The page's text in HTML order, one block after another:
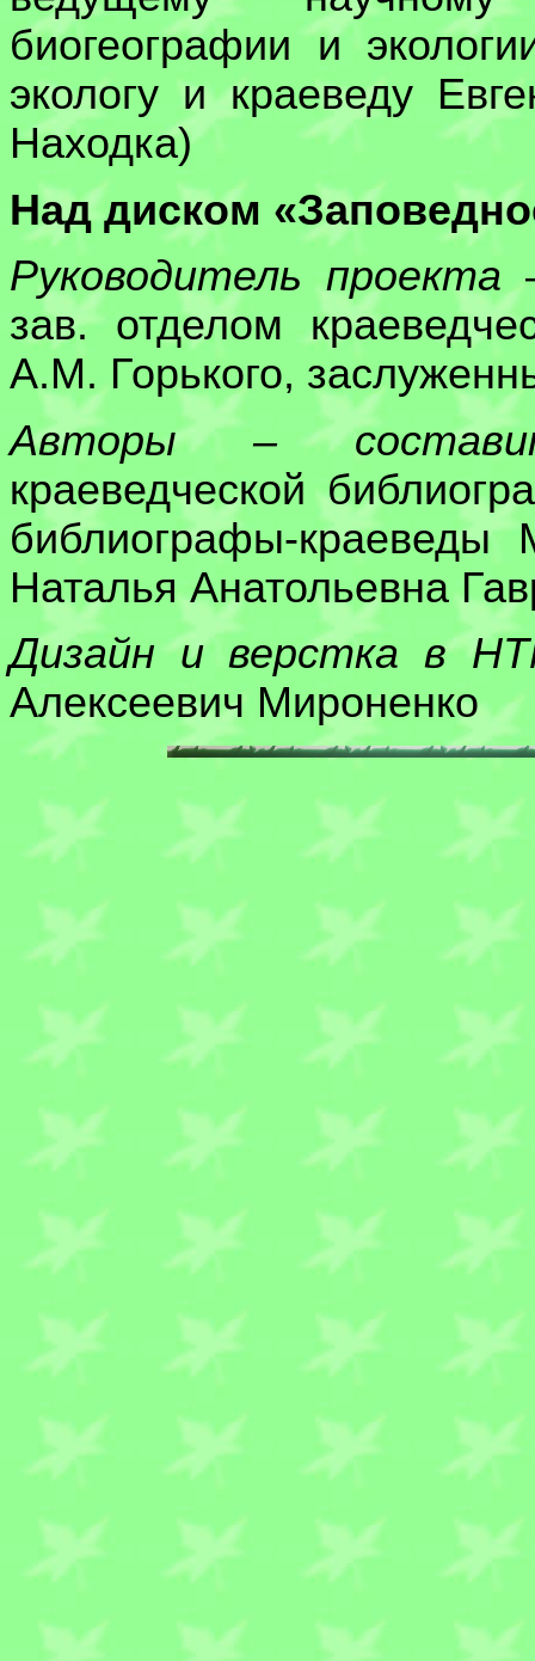
биогеографии и
экологу и краеведу
Находка)
Над диском
Руководитель проекта
зав. отделом
А.М. Горького,
Авторы –
краеведческой
библиографы-
Наталья Анатольевна
Дизайн и верстка в
Алексеевич Мироненко